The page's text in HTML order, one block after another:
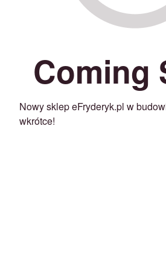
Coming
Nowy sklep eFryderyk.pl w
wkrótce!